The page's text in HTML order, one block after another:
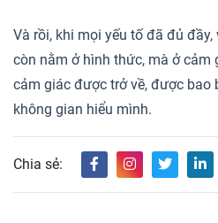
Và rồi, khi mọi yếu tố đã đủ
còn nằm ở hình thức, mà ở cảm
cảm giác được trở về, được bao
không gian hiểu mình.
Chia sẻ: